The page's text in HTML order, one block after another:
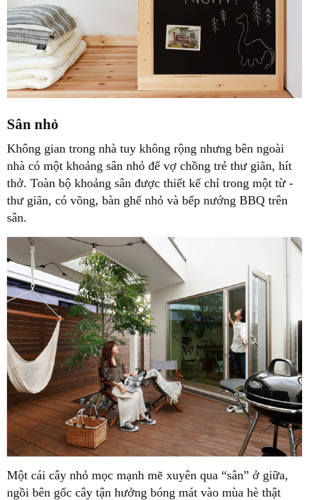
Sân nhỏ
Không gian trong nhà tuy không rộng nhưng bên ngoài
nhà có một khoảng sân nhỏ để vợ chồng trẻ thư giãn, hít
thở. Toàn bộ khoảng sân được thiết kế chỉ trong một từ -
thư giãn, có võng, bàn ghế nhỏ và bếp nướng BBQ trên
sân.
Một cái cây nhỏ mọc mạnh mẽ xuyên qua “sân” ở giữa,
ngồi bên gốc cây tận hưởng bóng mát vào mùa hè thật